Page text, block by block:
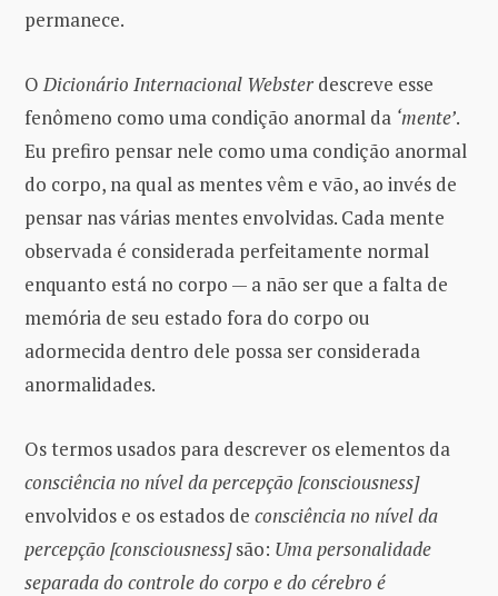
permanece.
ODicionário Internacional Webster descreve esse
fenômeno como uma condição anormal da ‘mente’.
Eu prefiro pensar nele como uma condição anormal
do corpo, na qual as mentes vêm e vão, ao invés de
pensar nas várias mentes envolvidas. Cada mente
observada é considerada perfeitamente normal
enquanto está no corpo — a não ser que a falta de
memória de seu estado fora do corpo ou
adormecida dentro dele possa ser considerada
anormalidades.
Os termos usados ​​para descrever os elementos da
consciência no nível da percepção [consciousness]
envolvidos e os estados de consciência no nível da
percepção [consciousness]são: Uma personalidade
separada do controle do corpo e do cérebro é